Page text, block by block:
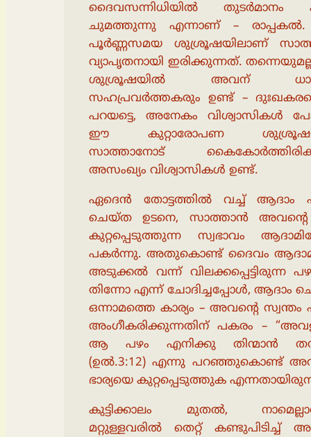
ദൈവസന്നിധിയിൽ തുടർമാനം
ചുമത്തുന്നു എന്നാണ് –
പൂർണ്ണസമയ ശുശ്രൂഷയിലാണ്
വ്യാപൃതനായി ഇരിക്കുന്നത്.
ശുശ്രൂഷയിൽ അവന്
സഹപ്രവർത്തകരും ഉണ്ട് –
പറയട്ടെ, അനേകം വിശ്വാസികൾ
ഈ കുറ്റാരോപണ
സാത്താനോട്
അസംഖ്യം വിശ്വാസികൾ ഉണ്ട്.
ഏദെൻ തോട്ടത്തിൽ വച്ച് ആദാം
ചെയ്ത ഉടനെ, സാത്താൻ
കുറ്റപ്പെടുത്തുന്ന സ്വഭാവം
പകർന്നു. അതുകൊണ്ട് ദൈവം
അടുക്കൽ വന്ന് വിലക്കപ്പെട്ടിരുന്ന
തിന്നോ എന്ന് ചോദിച്ചപ്പോൾ, ആദാം
ഒന്നാമത്തെ കാര്യം – അവൻ്റെ സ്വന്തം
അംഗീകരിക്കുന്നതിന് പകരം –
ആ പഴം എനിക്കു തിന്മാൻ
(ഉൽ.3:12) എന്നു പറഞ്ഞുകൊണ്ട്
ഭാര്യയെ കുറ്റപ്പെടുത്തുക
കുട്ടിക്കാലം മുതൽ,
മറ്റുള്ളവരിൽ തെറ്റ് കണ്ടുപിടിച്ച്